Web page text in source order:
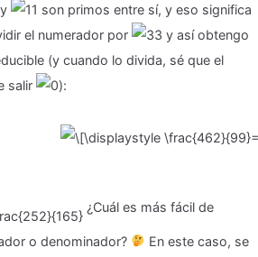
y
son primos entre sí, y eso significa
el numerador por
y así obtengo
(y cuando lo divida, sé que el
salir
):
¿Cuál es más fácil de
o denominador?
En este caso, se